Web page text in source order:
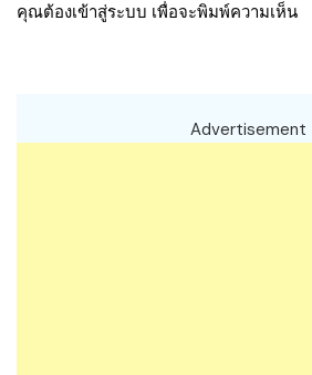
คุณต้องเข้าสู่ระบบ เพื่อจะพิมพ์ความเห็น
Advertisement